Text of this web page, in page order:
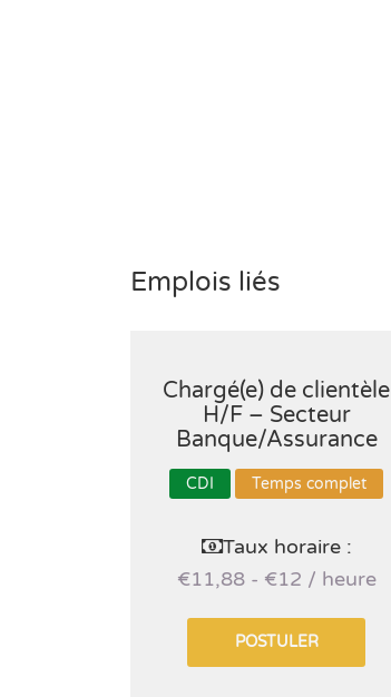
Emplois liés
Chargé(e) de clientèle
H/F – Secteur
Banque/Assurance
CDI Temps complet
Taux horaire :
€11,88 - €12 / heure
POSTULER